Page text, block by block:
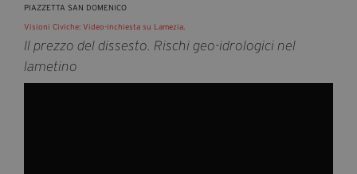
PIAZZETTA SAN DOMENICO
Visioni Civiche: Video-inchiesta su Lamezia.
Il prezzo del dissesto. Rischi geo-idrologici nel
lametino